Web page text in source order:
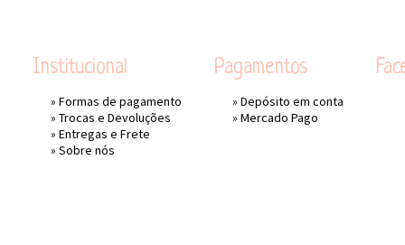
Institucional
» Formas de pagamento
» Trocas e Devoluções
» Entregas e Frete
» Sobre nós
Pagamentos
» Depósito em conta
» Mercado Pago